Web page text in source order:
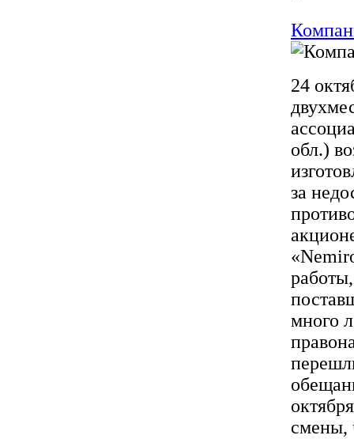
24
обл.)
за
много
смены,